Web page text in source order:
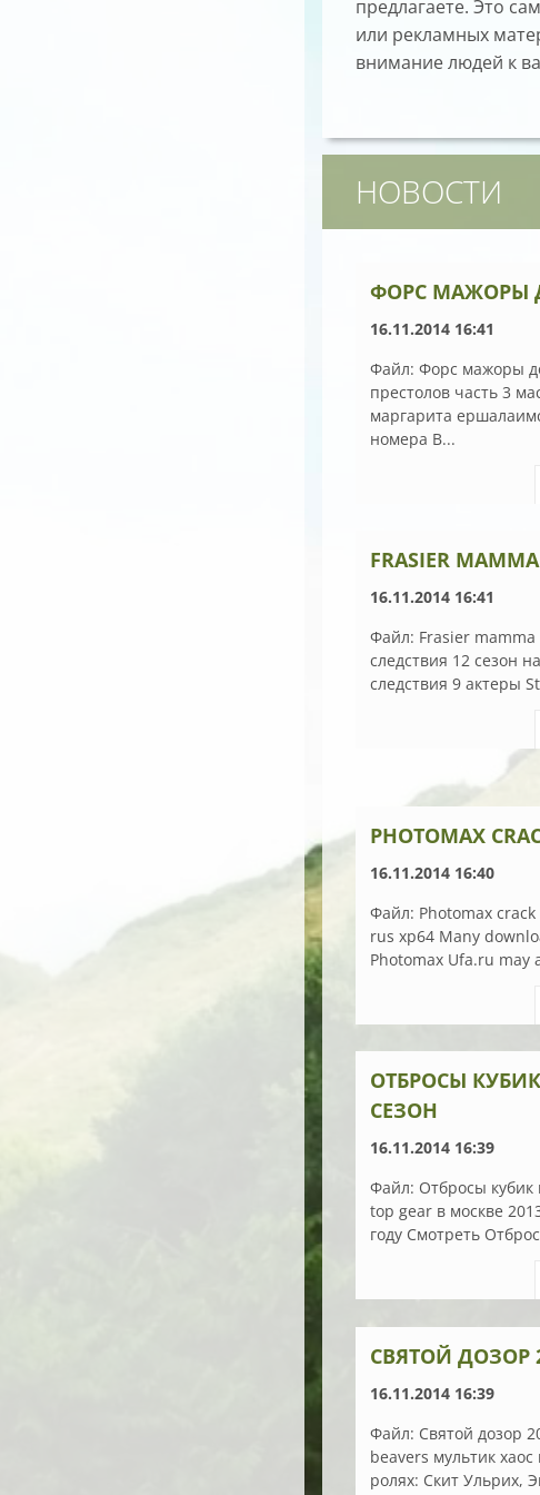
предлагаете. Это
или рекламных
внимание людей к
НОВОСТИ
ФОРС МАЖОРЫ
16.11.2014 16:41
Файл: Форс мажоры
престолов часть 3
маргарита
номера В...
FRASIER
16.11.2014 16:41
Файл: Frasier
следствия 12 сезон
следствия 9 актеры
PHOTOMAX
16.11.2014 16:40
Файл: Photomax
rus xp64 Many
Photomax Ufa.ru may
ОТБРОСЫ КУБИК
СЕЗОН
16.11.2014 16:39
Файл: Отбросы кубик
top gear в москве
году Смотреть
СВЯТОЙ ДОЗОР
16.11.2014 16:39
Файл: Святой дозор
beavers мультик
ролях: Скит Ульрих,